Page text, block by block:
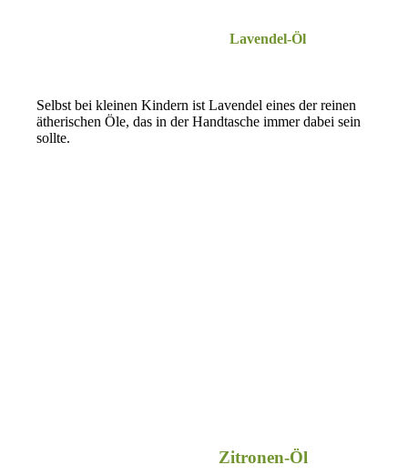
Lavendel-Öl
Selbst bei kleinen Kindern ist Lavendel eines der reinen
ätherischen Öle, das in der Handtasche immer dabei sein
sollte.
Zitronen-Öl